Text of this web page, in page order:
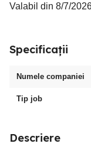
Valabil din 8/7/
Specificații
Numele companiei
Tip job
Descriere